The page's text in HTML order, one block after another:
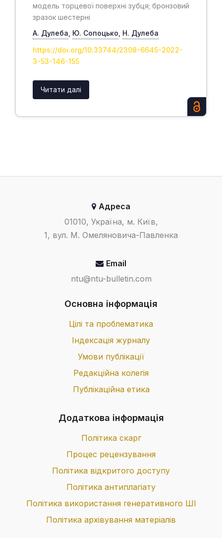
модель торцевої поверхні зубця; бронзовий
зразок шестерні
А. Дулеба Ю. Сопоцько Н. Дулеба
https://doi.org/10.33744/2308-6645-2022-
3-53-146-155
Читати далі
Адреса
01010, Україна, м. Київ,
1, вул. М. Омеляновича-Павленка
Email
ntu@ntu-bulletin.com
Основна інформація
Цілі та проблематика
Індексація журналу
Умови публікації
Редакційна колегія
Публікаційна етика
Додаткова інформація
Політика скарг
Процес рецензування
Політика відкритого доступу
Політика антиплагіату
Політика використання генеративного ШІ
Політика архівування матеріалів